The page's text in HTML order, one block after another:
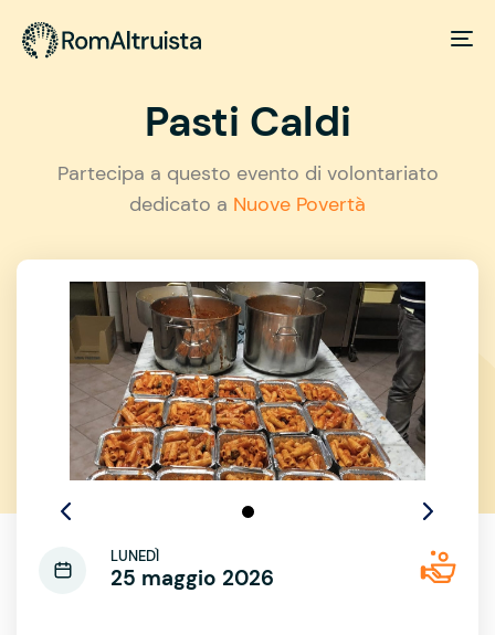
Pasti Caldi
Partecipa a questo evento di volontariato
dedicato a Nuove Povertà
LUNEDÌ
25 maggio 2026